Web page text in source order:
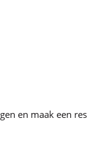
en maak een